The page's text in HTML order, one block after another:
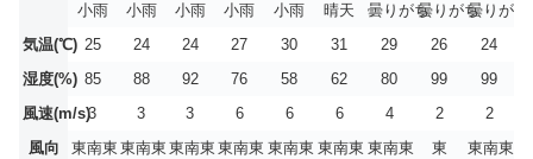
小雨
小雨 小雨 小雨 小雨 晴天 曇りがち曇りがち曇りがち
気温(℃) 25 24 24 27 30 31 29 26
24
湿度(%) 85 88 92 76 58 62 80 99
99
風速(m/s)3 3 3 6 6 6 4 2
2
風向
東南東 東南東 東南東 東南東 東南東 東南東 東南東 東
東南東